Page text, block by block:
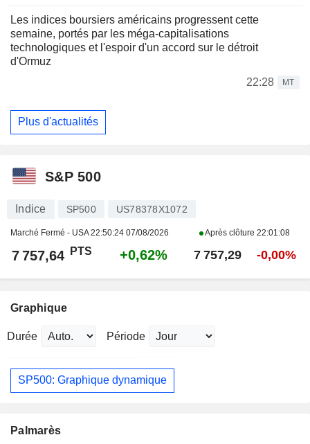
Les indices boursiers américains progressent cette
semaine, portés par les méga-capitalisations
technologiques et l'espoir d'un accord sur le détroit
d'Ormuz
22:28
MT
Plus d'actualités
S&P 500
Indice SP500 US78378X1072
Marché Fermé - USA22:50:24 07/08/2026 Après clôture 22:01:08
7 757,64 PTS +0,62% 7 757,29 -0,00%
Graphique
Durée Période
SP500: Graphique dynamique
Palmarès